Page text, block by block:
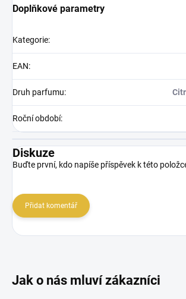
Doplňkové parametry
Kategorie:
EAN:
Druh parfumu:
Roční období:
Diskuze
Buďte první, kdo napíše příspěvek k této
Přidat komentář